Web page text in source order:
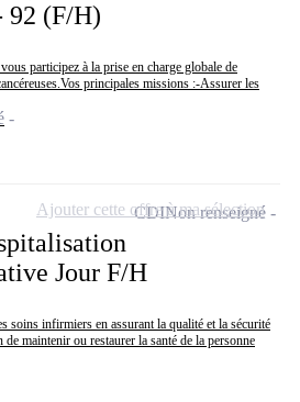
92 (F/H)
participez à la prise en charge globale de
principales missions :-Assurer les
Jour F/H
soins infirmiers en assurant la qualité et la sécurité
maintenir ou restaurer la santé de la personne
CDINon renseigné
Ajouter cette offre à ma sélection